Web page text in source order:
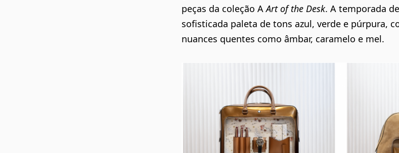
peças da coleção AArt of the Desk. A temporada
sofisticada paleta de tons azul, verde e púrpura,
nuances quentes como âmbar, caramelo e mel.